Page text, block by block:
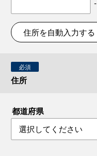
-
住所を自動入力する
必須
住所
都道府県